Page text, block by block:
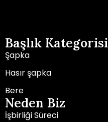
Başlık Kategorisi
Şapka
Hasır şapka
Bere
Neden Biz
İşbirliği Süreci